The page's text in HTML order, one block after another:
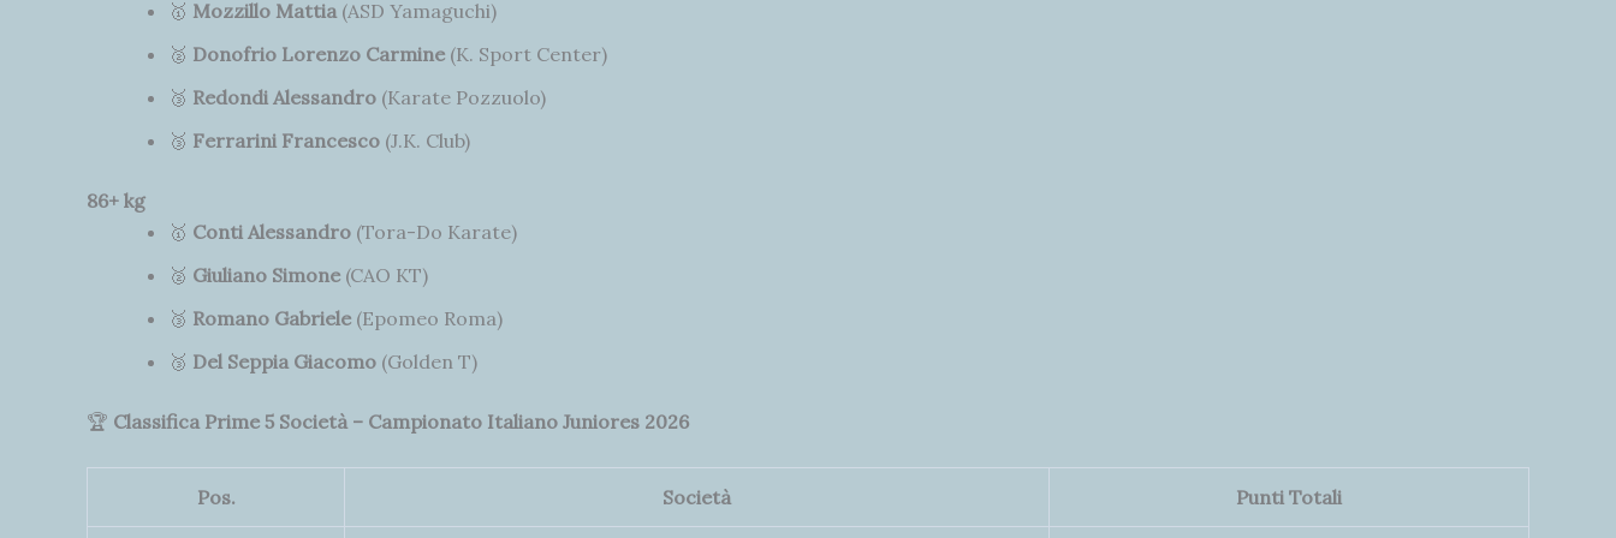
🥇 Mozzillo Mattia (ASD Yamaguchi)
🥈 Donofrio Lorenzo Carmine (K. Sport Center)
🥉 Redondi Alessandro (Karate Pozzuolo)
🥉 Ferrarini Francesco (J.K. Club)
86+ kg
🥇 Conti Alessandro (Tora-Do Karate)
🥈 Giuliano Simone (CAO KT)
🥉 Romano Gabriele (Epomeo Roma)
🥉 Del Seppia Giacomo (Golden T)
🏆 Classifica Prime 5 Società – Campionato Italiano Juniores 2026
Pos. Società Punti Totali